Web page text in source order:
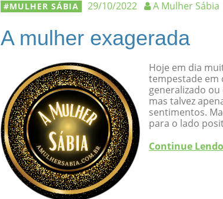
MULHER SÁBIA 29/10/2022 A Mulher Sábia
A mulher exagerada
Hoje em dia
tempestade em
generalizado
mas talvez
sentimentos.
para o lado
Continue